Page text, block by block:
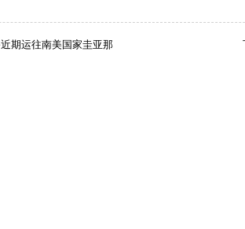
期运往南美国家圭亚那